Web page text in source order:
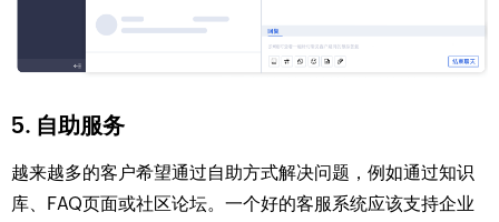
5. 自助服务
越来越多的客户希望通过自助方式解决问题，例如通过知识
库、FAQ页面或社区论坛。一个好的客服系统应该支持企业